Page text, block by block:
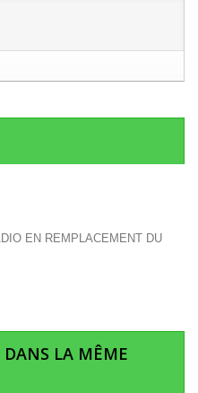
EN REMPLACEMENT DU
DANS LA MÊME